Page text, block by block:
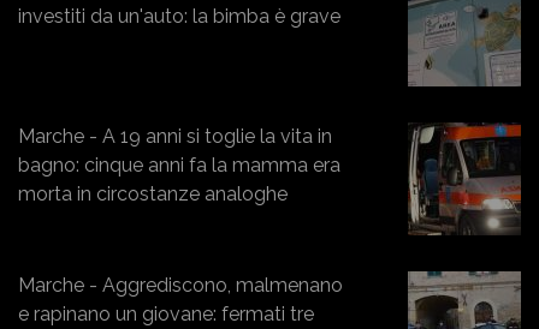
investiti da un'auto: la bimba è grave
Marche - A 19 anni si toglie la vita in
bagno: cinque anni fa la mamma era
morta in circostanze analoghe
Marche - Aggrediscono, malmenano
e rapinano un giovane: fermati tre